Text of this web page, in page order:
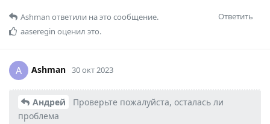
Ответить
Ashman ответили на это сообщение.
aaseregin оценил это.
A Ashman 30 окт 2023
Андрей
Проверьте пожалуйста, осталась ли
проблема